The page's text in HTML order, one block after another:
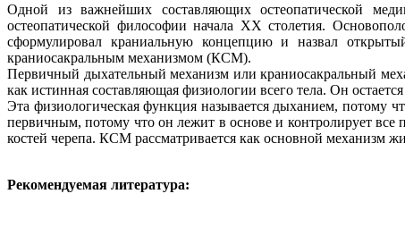
Одной из важнейших составляющих остеопатической
остеопатической философии начала XX столетия.
сформулировал краниальную концепцию и назвал
краниосакральным механизмом (КСМ).
Первичный дыхательный механизм или краниосакральный
как истинная составляющая физиологии всего тела. Он
Эта физиологическая функция называется дыханием, потому
первичным, потому что он лежит в основе и контролирует все
костей черепа. КСМ рассматривается как основной механизм
Рекомендуемая литература: